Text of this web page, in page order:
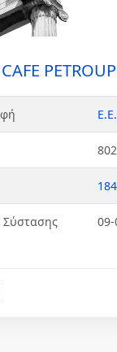
Ε.Ε.
Σύστασης